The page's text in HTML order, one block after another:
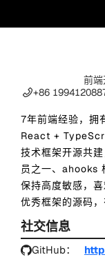
前
+86
7年前端经验，拥
React +
技术框架开源共
员之一、ahooks
保持高度敏感，
优秀框架的源码
社交信息
GitHub：